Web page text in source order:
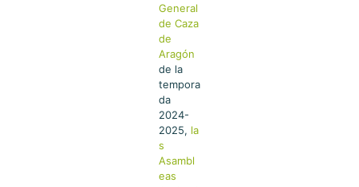
General
de Caza
de
Aragón
de la
tempora
da
2024-
2025, la
s
Asambl
eas